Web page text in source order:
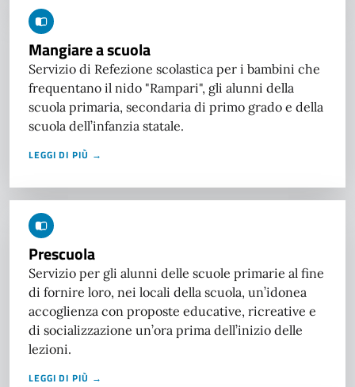
Mangiare a scuola
Servizio di Refezione scolastica per i bambini che
frequentano il nido "Rampari", gli alunni della
scuola primaria, secondaria di primo grado e della
scuola dell’infanzia statale.
LEGGI DI PIÙ →
Prescuola
Servizio per gli alunni delle scuole primarie al fine
di fornire loro, nei locali della scuola, un’idonea
accoglienza con proposte educative, ricreative e
di socializzazione un’ora prima dell’inizio delle
lezioni.
LEGGI DI PIÙ →